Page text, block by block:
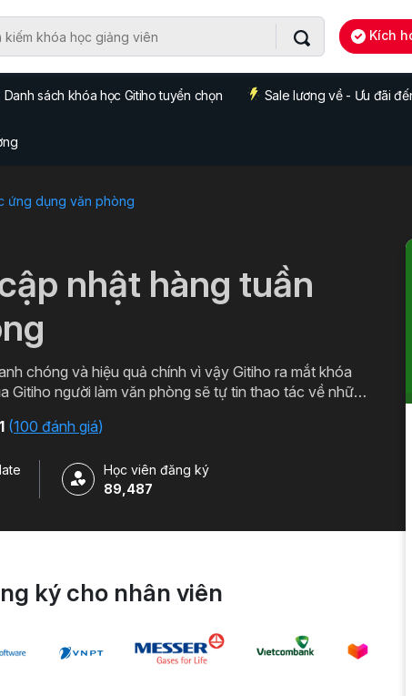
Kích
Danh sách khóa học Gitiho tuyển chọn Sale lương về - Ưu đãi
ứng dụng văn phòng
nhật hàng tuần
chóng và hiệu quả chính vì vậy Gitiho ra mắt khóa
Gitiho người làm văn phòng sẽ tự tin thao tác về những
(100 đánh giá)
Học viên đăng ký
89,487
ký cho nhân viên